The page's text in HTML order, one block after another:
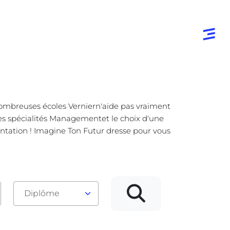
écoles Verniern'aide pas vraiment
spécialités Managementet le choix d'une
! Imagine Ton Futur dresse pour vous
Diplôme